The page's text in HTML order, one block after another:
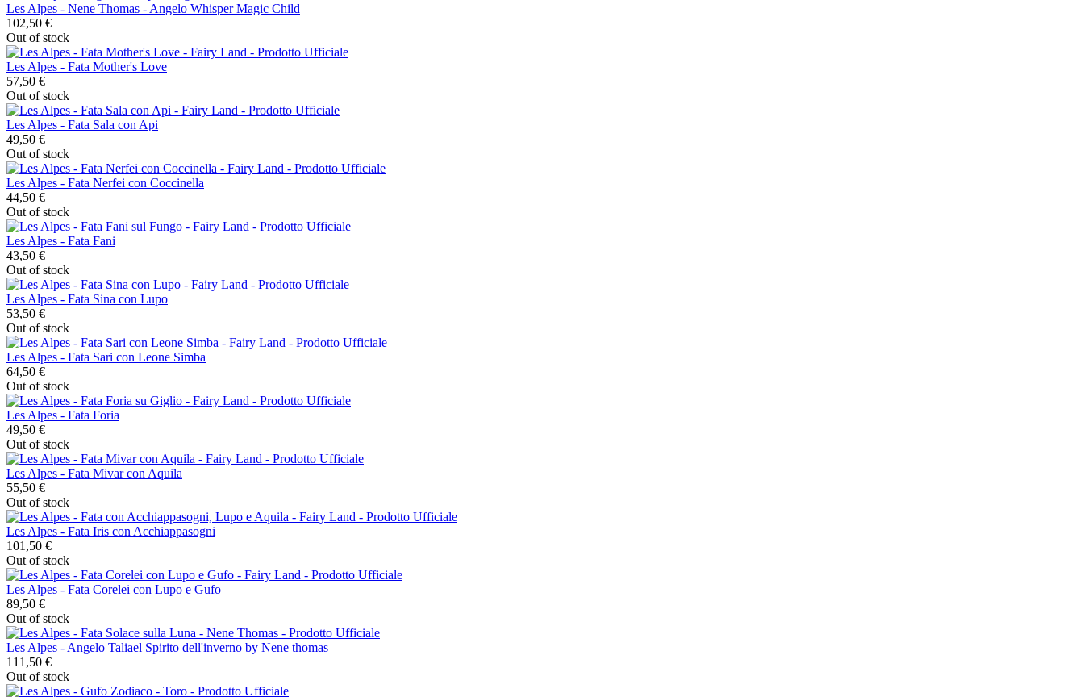
Les Alpes - Nene Thomas - Angelo Whisper Magic Child
102,50 €
Out of stock
Les Alpes - Fata Mother's Love
57,50 €
Out of stock
Les Alpes - Fata Sala con Api
49,50 €
Out of stock
Les Alpes - Fata Nerfei con Coccinella
44,50 €
Out of stock
Les Alpes - Fata Fani
43,50 €
Out of stock
Les Alpes - Fata Sina con Lupo
53,50 €
Out of stock
Les Alpes - Fata Sari con Leone Simba
64,50 €
Out of stock
Les Alpes - Fata Foria
49,50 €
Out of stock
Les Alpes - Fata Mivar con Aquila
55,50 €
Out of stock
Les Alpes - Fata Iris con Acchiappasogni
101,50 €
Out of stock
Les Alpes - Fata Corelei con Lupo e Gufo
89,50 €
Out of stock
Les Alpes - Angelo Taliael Spirito dell'inverno by Nene thomas
111,50 €
Out of stock